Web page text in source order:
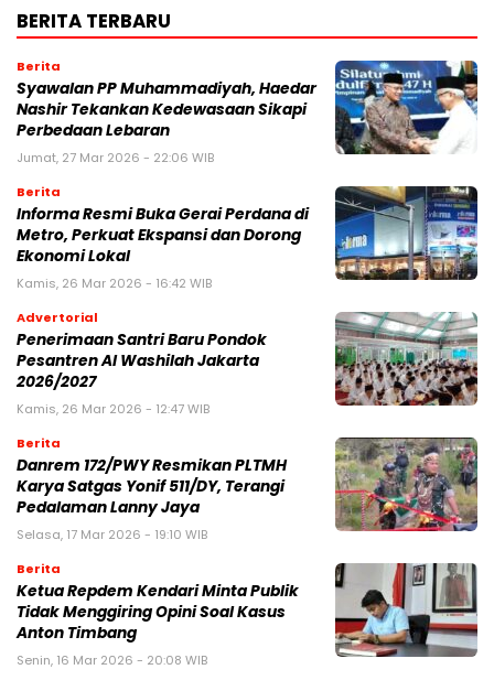
BERITA TERBARU
Berita
Syawalan PP Muhammadiyah, Haedar
Nashir Tekankan Kedewasaan Sikapi
Perbedaan Lebaran
Jumat, 27 Mar 2026 - 22:06 WIB
Berita
Informa Resmi Buka Gerai Perdana di
Metro, Perkuat Ekspansi dan Dorong
Ekonomi Lokal
Kamis, 26 Mar 2026 - 16:42 WIB
Advertorial
Penerimaan Santri Baru Pondok
Pesantren Al Washilah Jakarta
2026/2027
Kamis, 26 Mar 2026 - 12:47 WIB
Berita
Danrem 172/PWY Resmikan PLTMH
Karya Satgas Yonif 511/DY, Terangi
Pedalaman Lanny Jaya
Selasa, 17 Mar 2026 - 19:10 WIB
Berita
Ketua Repdem Kendari Minta Publik
Tidak Menggiring Opini Soal Kasus
Anton Timbang
Senin, 16 Mar 2026 - 20:08 WIB